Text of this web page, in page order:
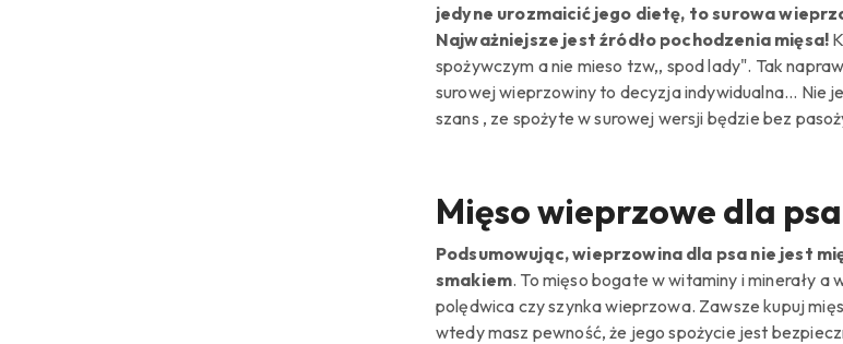
jedyne urozmaicić jego dietę, to surowa
Najważniejsze jest źródło pochodzenia mięsa!
spożywczym a nie mieso tzw,, spod lady". Tak
surowej wieprzowiny to decyzja indywidualna... Nie
szans , ze spożyte w surowej wersji będzie bez
Mięso wieprzowe dla
Podsumowując, wieprzowina dla psa nie jest
smakiem. To mięso bogate w witaminy i minerały
polędwica czy szynka wieprzowa. Zawsze kupuj
wtedy masz pewność, że jego spożycie jest